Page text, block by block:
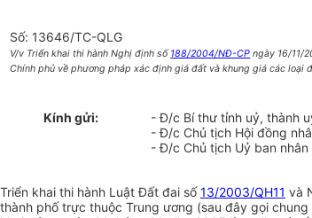
Số: 13646/TC-QLG
V/v Triển khai thi hành Nghị định số 188/2004/NĐ-CP ngày 16/11/
Chính phủ về phương pháp xác định giá đất và khung giá các loại
Kính gửi:
- Đ/c Bí thư tỉnh uỷ, thành
- Đ/c Chủ tịch Hội đồng
- Đ/c Chủ tịch Uỷ ban
Triển khai thi hành Luật Đất đai số13/2003/QH11 và
thành phố trực thuộc Trung ương (sau đây gọi